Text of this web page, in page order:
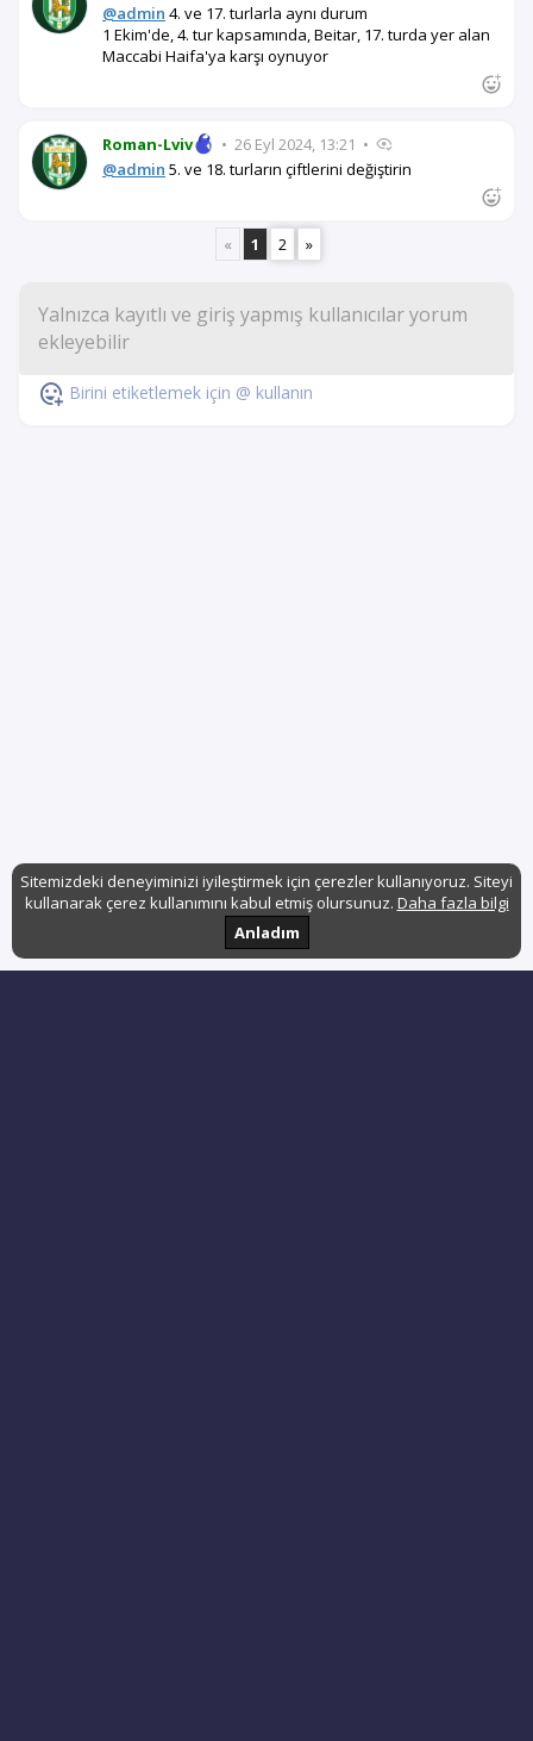
@admin 4. ve 17. turlarla aynı durum
1 Ekim'de, 4. tur kapsamında, Beitar, 17. turda yer alan
Maccabi Haifa'ya karşı oynuyor
Roman-Lviv • 26 Eyl 2024, 13:21 •
@admin 5. ve 18. turların çiftlerini değiştirin
« 1 2 »
Birini etiketlemek için @ kullanın
Sitemizdeki deneyiminizi iyileştirmek için çerezler kullanıyoruz. Siteyi
kullanarak çerez kullanımını kabul etmiş olursunuz. Daha fazla bilgi
Anladım